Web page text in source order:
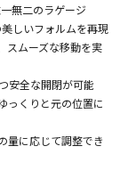
無二のラゲージ
しいフォルムを再現
スムーズな移動を実
安全な開閉が可能
っくりと元の位置に
量に応じて調整でき